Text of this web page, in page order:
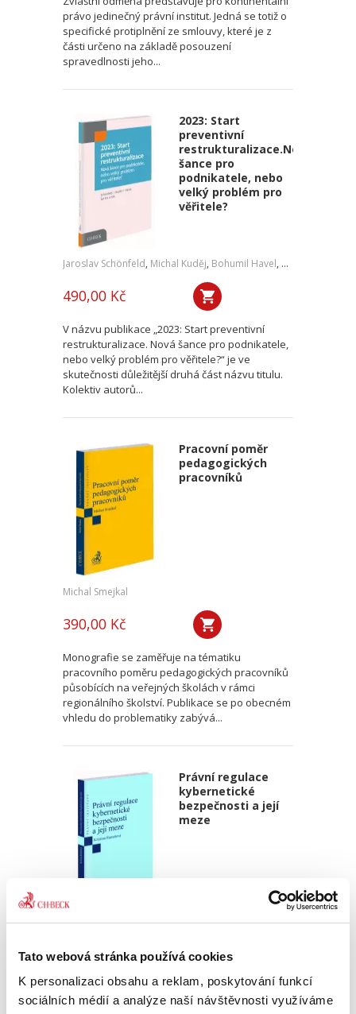
Tato webová stránka používá cookies
K personalizaci obsahu a reklam, poskytování funkcí
sociálních médií a analýze naší návštěvnosti využíváme
právo jedinečný právní institut. Jedná se totiž o
specifické protiplnění ze smlouvy, které je z
části určeno na základě posouzení
spravedlnosti jeho...
2023: Start
preventivní
restrukturalizace.Nová
šance pro
podnikatele, nebo
velký problém pro
věřitele?
Jaroslav Schönfeld, Michal Kuděj, Bohumil Havel, Petr Sprinz
490,00 Kč
V názvu publikace „2023: Start preventivní
restrukturalizace. Nová šance pro podnikatele,
nebo velký problém pro věřitele?“ je ve
skutečnosti důležitější druhá část názvu titulu.
Kolektiv autorů...
Pracovní poměr
pedagogických
pracovníků
Michal Smejkal
390,00 Kč
Monografie se zaměřuje na tématiku
pracovního poměru pedagogických pracovníků
působících na veřejných školách v rámci
regionálního školství. Publikace se po obecném
vhledu do problematiky zabývá...
Právní regulace
kybernetické
bezpečnosti a její
meze
Kristina Ramešová
550,00 Kč
Publikace přináší analýzu právní regulace
kyberprostoru, bezpečnosti informací a